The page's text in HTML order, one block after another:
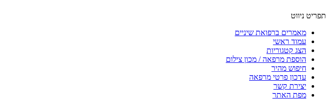
תפריט ניווט
מאמרים ברפואת שיניים
עמוד ראשי
הצג קטגוריות
הוספת מרפאה / מכון צילום
חיפוש מהיר
עדכון פרטי מרפאה
יצירת קשר
מפת האתר